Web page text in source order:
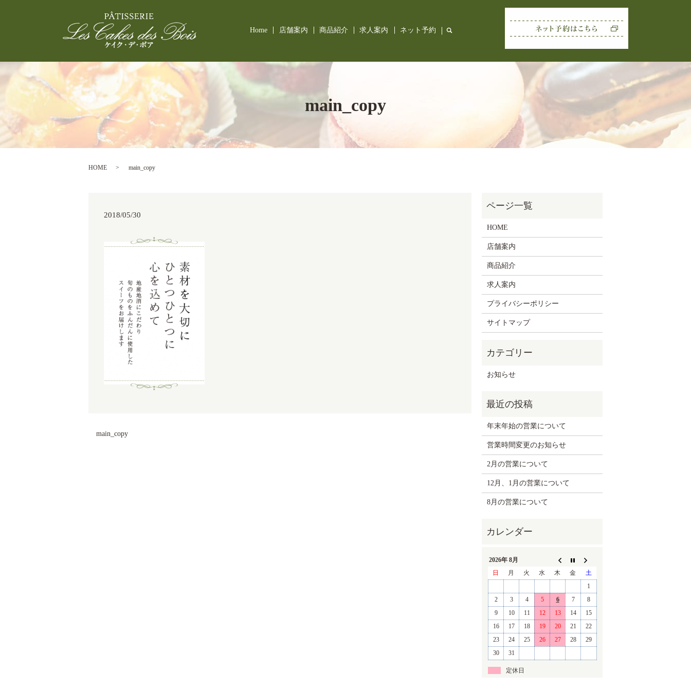
Home 店舗案内 商品紹介 求人案内 ネット予約 search
main_copy
HOME main_copy
2018/05/30
main_copy
HOME
店舗案内
商品紹介
求人案内
プライバシーポリシー
サイトマップ
お知らせ
年末年始の営業について
営業時間変更のお知らせ
2月の営業について
12月、1月の営業について
8月の営業について
2026年 8月
日
月 火 水 木 金
土
1
2
3 4 5 6 7
8
9
10 11 12 13 14
15
16
17 18 19 20 21
22
23
24 25 26 27 28
29
30
31
定休日